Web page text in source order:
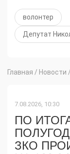
волонтер
Депутат
Главная / Новости /
7.08.2026, 10:30
ПО
ЗКО